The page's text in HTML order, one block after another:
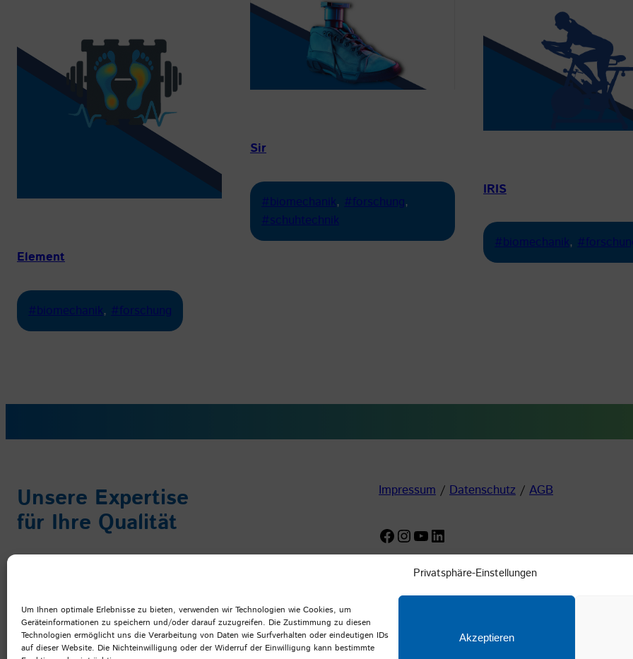
Privatsphäre-Einstellungen
Um Ihnen optimale Erlebnisse zu bieten, verwenden wir Technologien wie Cookies, um
Geräteinformationen zu speichern und/oder darauf zuzugreifen. Die Zustimmung zu diesen
Technologien ermöglicht uns die Verarbeitung von Daten wie Surfverhalten oder eindeutigen IDs
auf dieser Website. Die Nichteinwilligung oder der Widerruf der Einwilligung kann bestimmte
Akzeptieren
Element
#biomechanik, #forschung
Sir
#biomechanik, #forschung
#schuhtechnik
IRIS
#biomechanik,
Unsere Expertise
für Ihre Qualität
Impressum / Datenschutz / AGB
Facebook Instagram YouTube LinkedIn